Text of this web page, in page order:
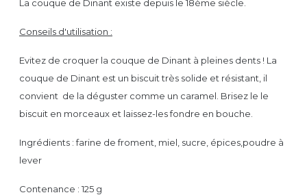
La couque de Dinant existe depuis le 18ème siècle.
Conseils d'utilisation :
Evitez de croquer la couque de Dinant à pleines dents ! La
couque de Dinant est un biscuit très solide et résistant, il
convient de la déguster comme un caramel. Brisez le le
biscuit en morceaux et laissez-les fondre en bouche.
Ingrédients : farine de froment, miel, sucre, épices,poudre à
lever
Contenance : 125 g